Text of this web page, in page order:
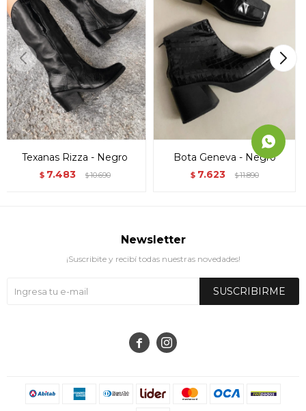
Texanas Rizza - Negro
$ 7.483 $10.690
Bota Geneva - Negro
$ 7.623 $11.890
 
Newsletter
¡Suscribite y recibí todas nuestras novedades!
SUSCRIBIRME